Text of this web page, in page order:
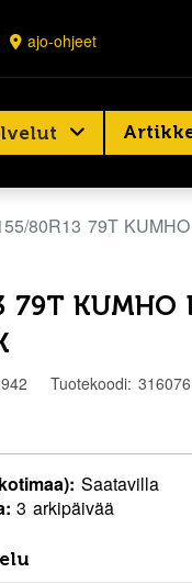
ajo-ohjeet
80R13 79T
79T KUMHO
Tuotekoodi: 316076
Saatavilla
3 arkipäivää